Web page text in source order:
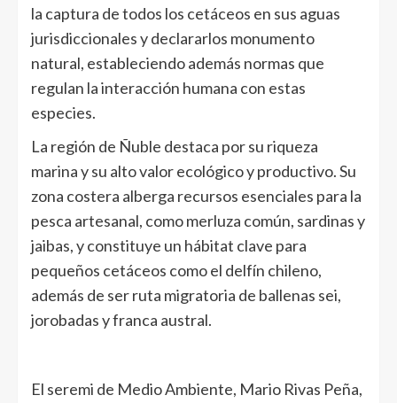
la captura de todos los cetáceos en sus aguas
jurisdiccionales y declararlos monumento
natural, estableciendo además normas que
regulan la interacción humana con estas
especies.
La región de Ñuble destaca por su riqueza
marina y su alto valor ecológico y productivo. Su
zona costera alberga recursos esenciales para la
pesca artesanal, como merluza común, sardinas y
jaibas, y constituye un hábitat clave para
pequeños cetáceos como el delfín chileno,
además de ser ruta migratoria de ballenas sei,
jorobadas y franca austral.
El seremi de Medio Ambiente, Mario Rivas Peña,